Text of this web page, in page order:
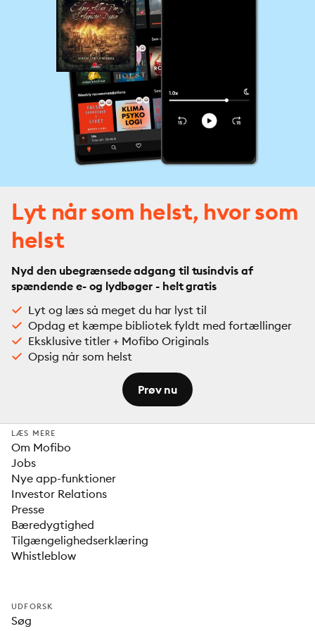
Lyt når som helst, hvor som
helst
Nyd den ubegrænsede adgang til tusindvis af
spændende e- og lydbøger - helt gratis
Lyt og læs så meget du har lyst til
Opdag et kæmpe bibliotek fyldt med fortællinger
Eksklusive titler + Mofibo Originals
Opsig når som helst
Prøv nu
LÆS MERE
Om Mofibo
Jobs
Nye app-funktioner
Investor Relations
Presse
Bæredygtighed
Tilgængelighedserklæring
Whistleblow
UDFORSK
Søg